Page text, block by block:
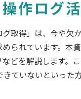
作ログ
取得」は、今や欠
られています。本
どを解説します。
ていないといった